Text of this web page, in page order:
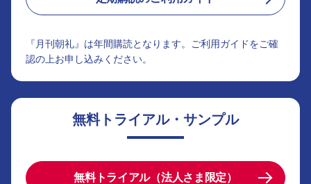
『月刊朝礼』は年間購読となります。ご利用ガイドをご確
認の上お申し込みください。
無料トライアル・サンプル
無料トライアル（法人さま限定）